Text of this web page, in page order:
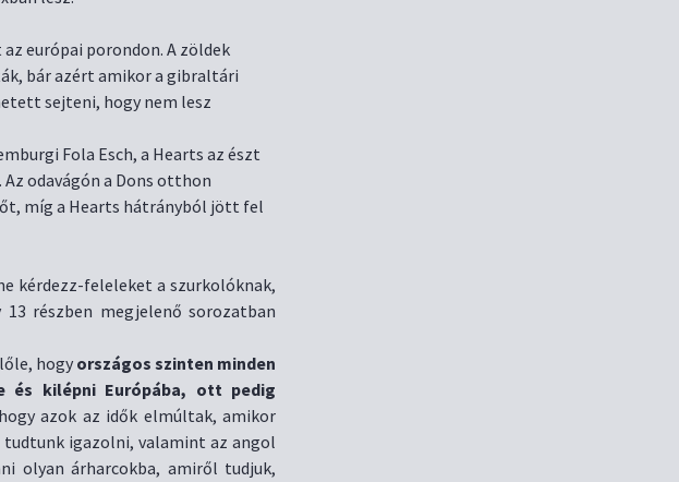
európai porondon. A zöldek
bár azért amikor a gibraltári
sejteni, hogy nem lesz
Fola Esch, a Hearts az észt
odavágón a Dons otthon
míg a Hearts hátrányból jött fel
kérdezz-feleleket a szurkolóknak,
részben megjelenő sorozatban
hogy országos szinten minden
és kilépni Európába, ott pedig
azok az idők elmúltak, amikor
igazolni, valamint az angol
olyan árharcokba, amiről tudjuk,